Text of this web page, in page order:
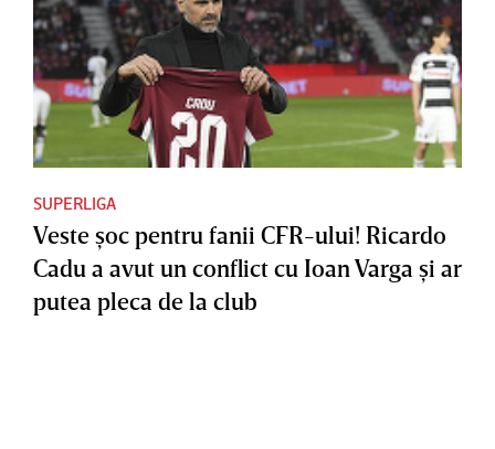
SUPERLIGA
Veste şoc pentru fanii CFR-ului! Ricardo
Cadu a avut un conflict cu Ioan Varga şi ar
putea pleca de la club